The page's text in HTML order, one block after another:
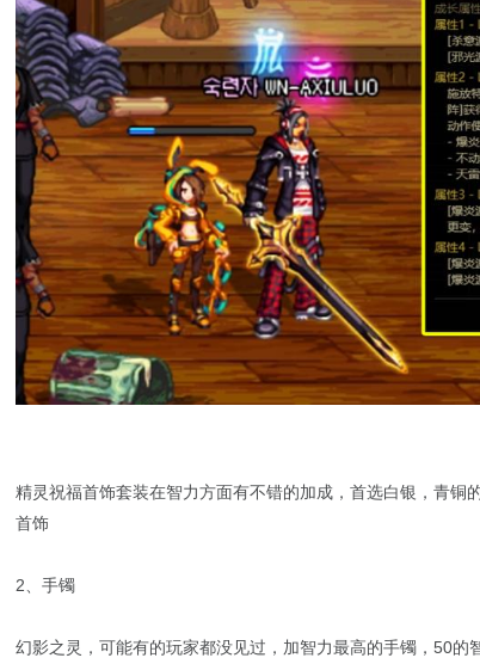
精灵祝福首饰套装在智力方面有不错的加成，首选白银，青
首饰
2、手镯
幻影之灵，可能有的玩家都没见过，加智力最高的手镯，50